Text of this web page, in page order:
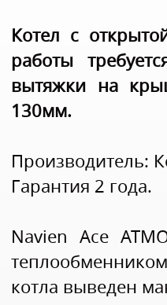
Котел с
работы
вытяжки на
130мм.
Производитель:
Гарантия 2 года.
Navien Ace
котла выведен